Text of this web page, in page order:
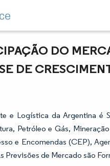
DO
DE
e Logística da Argentina é
Petróleo e Gás,
e Encomendas (CEP),
Previsões de Mercado são